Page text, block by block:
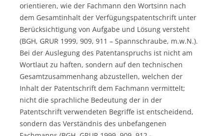
orientieren, wie der Fachmann den Wortsinn nach
dem Gesamtinhalt der Verfügungspatentschrift unter
Berücksichtigung von Aufgabe und Lösung versteht
(BGH, GRUR 1999, 909, 911 – Spannschraube, m.w.N.).
Bei der Auslegung des Patentanspruchs ist nicht am
Wortlaut zu haften, sondern auf den technischen
Gesamtzusammenhang abzustellen, welchen der
Inhalt der Patentschrift dem Fachmann vermittelt;
nicht die sprachliche Bedeutung der in der
Patentschrift verwendeten Begriffe ist entscheidend,
sondern das Verständnis des unbefangenen